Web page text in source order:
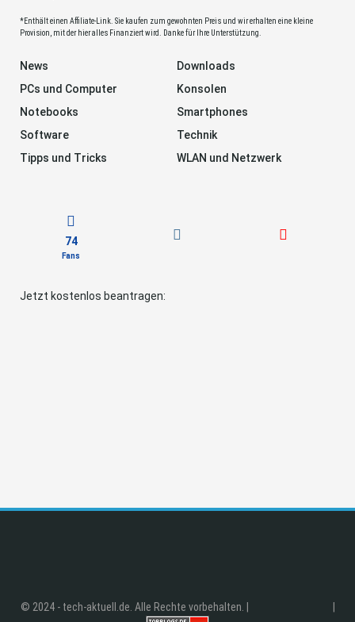
*Enthält einen Affiliate-Link. Sie kaufen zum gewohnten Preis und wir erhalten eine kleine
Provision, mit der hier alles Finanziert wird. Danke für Ihre Unterstützung.
News
Downloads
PCs und Computer
Konsolen
Notebooks
Smartphones
Software
Technik
Tipps und Tricks
WLAN und Netzwerk
74
Fans
Jetzt kostenlos beantragen:
© 2024 - tech-aktuell.de. Alle Rechte vorbehalten. |